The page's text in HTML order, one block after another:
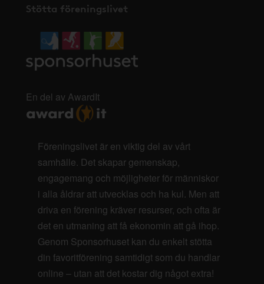
Stötta föreningslivet
En del av AwardIt
Föreningslivet är en viktig del av vårt
samhälle. Det skapar gemenskap,
engagemang och möjligheter för människor
i alla åldrar att utvecklas och ha kul. Men att
driva en förening kräver resurser, och ofta är
det en utmaning att få ekonomin att gå ihop.
Genom Sponsorhuset kan du enkelt stötta
din favoritförening samtidigt som du handlar
online – utan att det kostar dig något extra!